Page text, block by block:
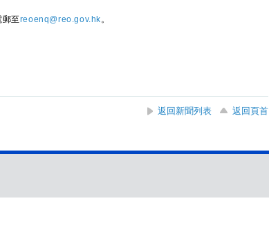
至reoenq@reo.gov.hk。
返回新聞列表
返回頁首